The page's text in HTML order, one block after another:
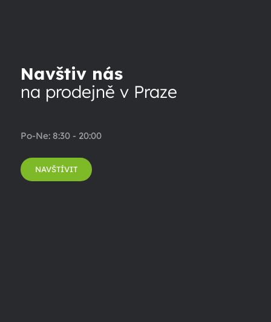
Navštiv nás
na prodejně v Praze
Po-Ne: 8:30 - 20:00
NAVŠTÍVIT